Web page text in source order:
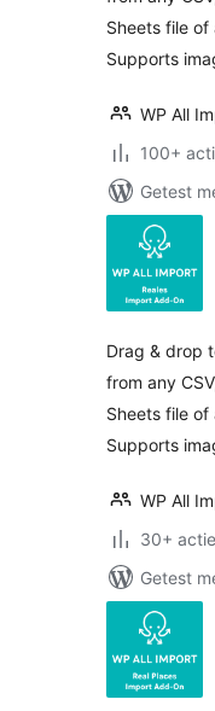
Sheets file
Supports
WP All
100+
Getest
Drag & drop
from any
Sheets file
Supports
WP All
30+
Getest